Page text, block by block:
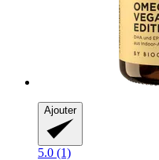
Ajouter
5.0 (1)